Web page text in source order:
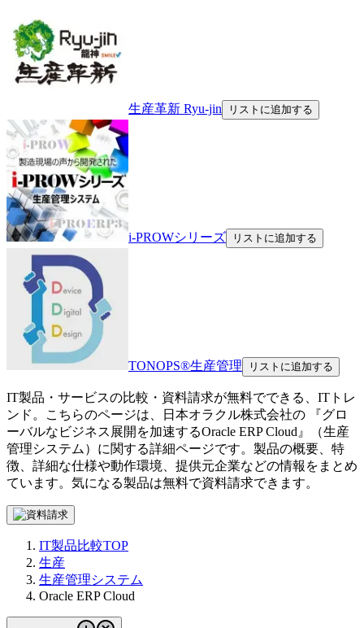
生産革新 Ryu-jin リストに追加する
i-PROWシリーズ リストに追加する
TONOPS®生産管理 リストに追加する
IT製品・サービスの比較・資料請求が無料でできる、ITトレ
ンド。こちらのページは、
日本オラクル株式会社の 『グロ
ーバルなビジネス展開を加速するOracle ERP Cloud 』（生産
管理システム ）に関する詳細ページです。製品の概要、特
徴、詳細な仕様や動作環境、提供元企業などの情報をまとめ
ています。気になる製品は無料で資料請求できます。
IT製品比較TOP
生産
生産管理システム
Oracle ERP Cloud